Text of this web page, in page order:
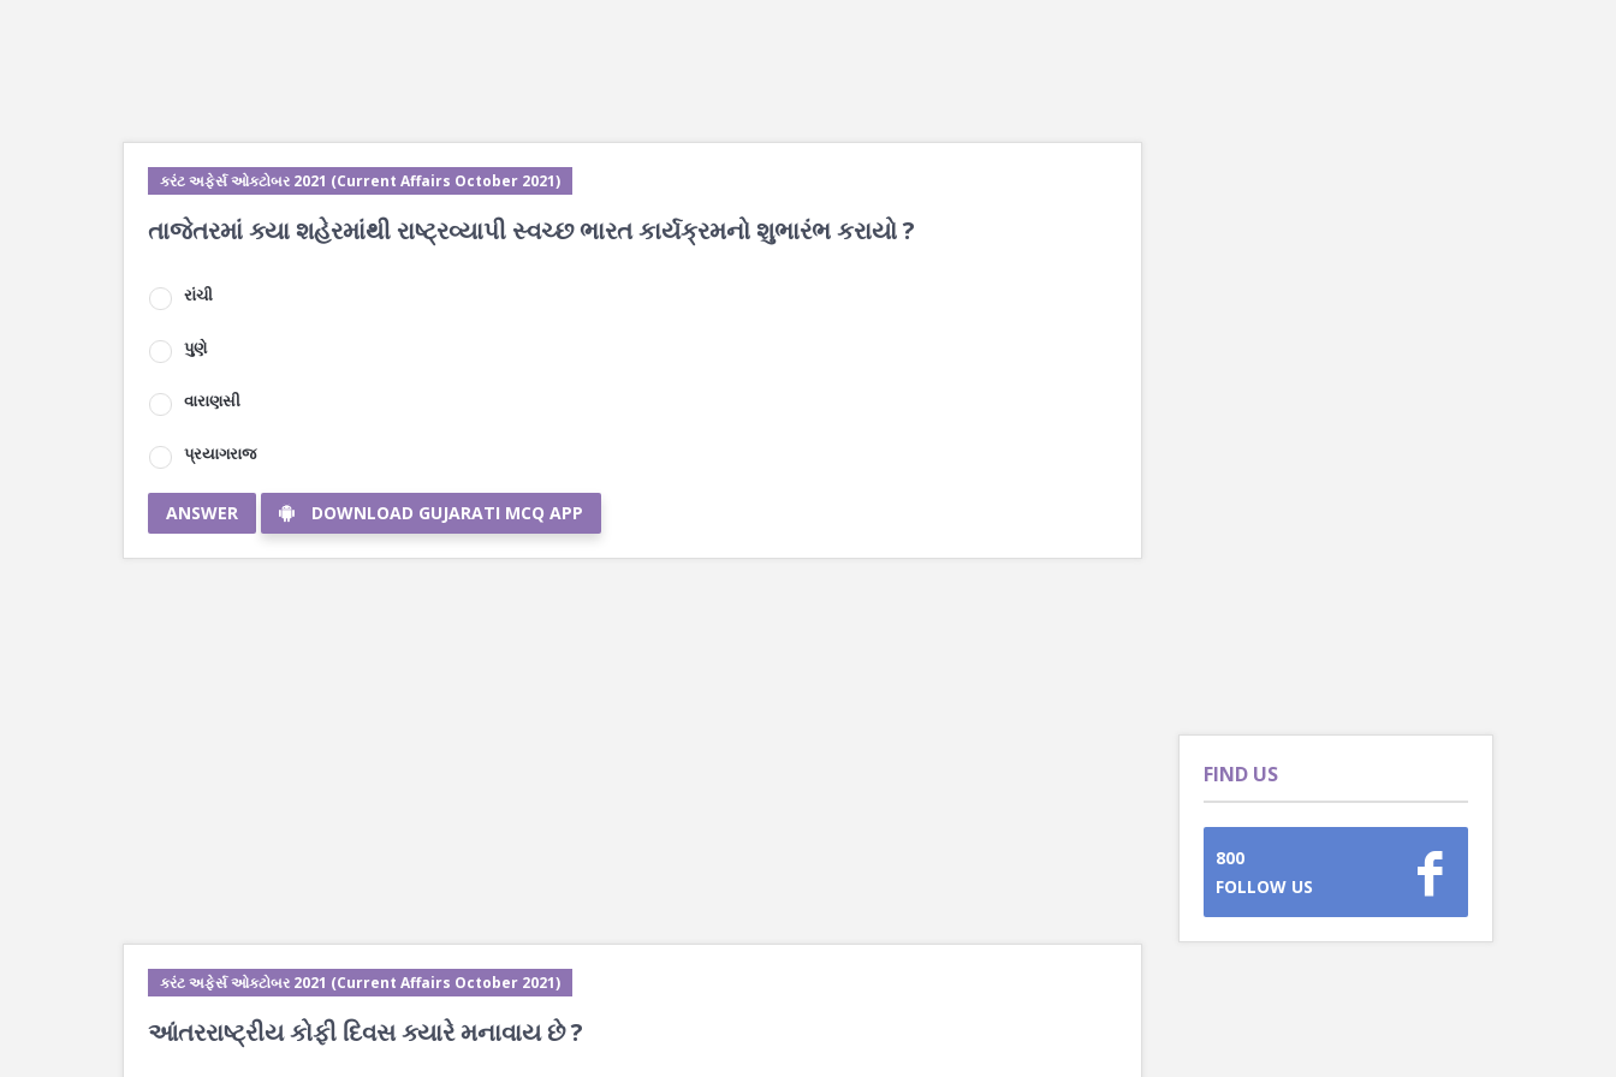
કરંટ અફેર્સ ઓક્ટોબર 2021 (Current Affairs October 2021)
તાજેતરમાં ક્યા શહેરમાંથી રાષ્ટ્રવ્યાપી સ્વચ્છ ભારત કાર્યક્રમનો શુભારંભ કરાયો ?
રાંચી
પુણે
વારાણસી
પ્રયાગરાજ
ANSWER DOWNLOAD GUJARATI MCQ APP
કરંટ અફેર્સ ઓક્ટોબર 2021 (Current Affairs October 2021)
આંતરરાષ્ટ્રીય કોફી દિવસ ક્યારે મનાવાય છે ?
FIND US
800
FOLLOW US